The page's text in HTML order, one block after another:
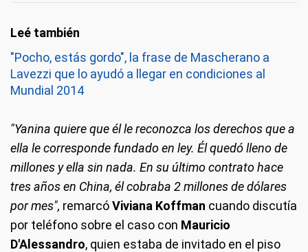
"Pocho, estás gordo", la frase de Mascherano a
Lavezzi que lo ayudó a llegar en condiciones al
Mundial 2014
"Yanina quiere que él le reconozca los derechos que a
ella le corresponde fundado en ley. Él quedó lleno de
millones y ella sin nada. En su último contrato hace
tres años en China, él cobraba 2 millones de dólares
por mes", remarcóViviana Koffman cuando discutía
por teléfono sobre el caso con Mauricio
D'Alessandro, quien estaba de invitado en el piso